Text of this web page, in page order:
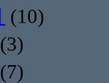
(10)
(3)
(7)